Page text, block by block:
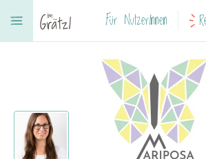
Für NutzerInnen